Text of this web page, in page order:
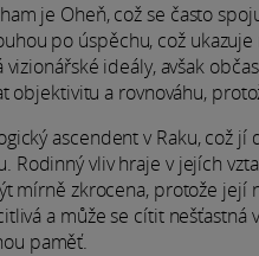
je Oheň, což se často
po úspěchu, což
ideály, avšak
objektivitu a rovnováhu,
ascendent v Raku, což
Rodinný vliv hraje v jejích
mírně zkrocena, protože
a může se cítit
paměť.